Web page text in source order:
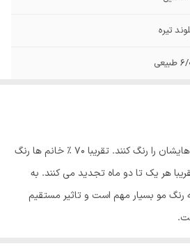
تیره
طبیعی
اکثر خانم ها دوست دارند موهایشان را رنگ کنند. تقریبا 70 % خانم ها رنگ
هر یک تا دو ماه تجدید می کنند. به
رنگ مو بسیار مهم است و تاثیر مستقیم